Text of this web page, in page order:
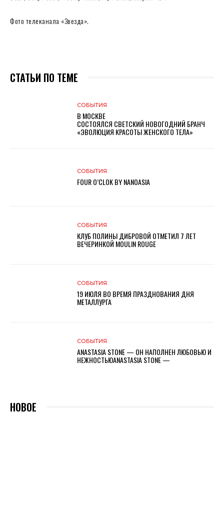
Фото телеканала «Звезда».
СТАТЬИ ПО ТЕМЕ
СОБЫТИЯ
В МОСКВЕ
СОСТОЯЛСЯ СВЕТСКИЙ НОВОГОДНИЙ БРАНЧ
«ЭВОЛЮЦИЯ КРАСОТЫ ЖЕНСКОГО ТЕЛА»
СОБЫТИЯ
FOUR O’CLOK BY NANOASIA
СОБЫТИЯ
КЛУБ ПОЛИНЫ ДИБРОВОЙ ОТМЕТИЛ 7 ЛЕТ
ВЕЧЕРИНКОЙ MOULIN ROUGE
СОБЫТИЯ
19 ИЮЛЯ ВО ВРЕМЯ ПРАЗДНОВАНИЯ ДНЯ
МЕТАЛЛУРГА
СОБЫТИЯ
ANASTASIA STONE — ОН НАПОЛНЕН ЛЮБОВЬЮ И
НЕЖНОСТЬЮANASTASIA STONE —
НОВОЕ